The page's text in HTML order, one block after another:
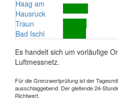
Haag am
Hausruck
Traun
Bad Ischl
Es handelt sich um vorläufige
Luftmessnetz.
Für die Grenzwertprüfung ist der
ausschlaggebend. Der gleitende 24-
Richtwert.